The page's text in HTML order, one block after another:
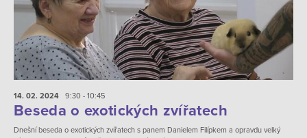
14. 02. 2024 9:30 - 10:45
Beseda o exotických zvířatech
Dnešní beseda o exotických zvířatech s panem Danielem Filípkem a opravdu velký